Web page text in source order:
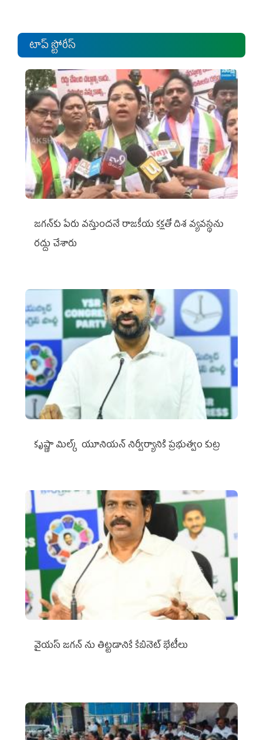
టాప్ స్టోరీస్
జగన్‌కు పేరు వస్తుందనే రాజకీయ కక్షతో దిశ వ్య‌వ‌స్థ‌ను
రద్దు చేశారు
కృష్ణా మిల్క్‌ యూనియన్‌ నిర్వీర్యానికి ప్రభుత్వం కుట్ర
వైయ‌స్ జగన్‌ ను తిట్టడానికే కేబినెట్‌ భేటీలు